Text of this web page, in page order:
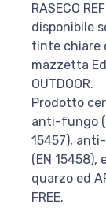
RASECO
disponibile
tinte chiare
mazzetta
OUTDOOR.
Prodotto
anti-fungo
15457),
(EN 15458),
quarzo ed
FREE.